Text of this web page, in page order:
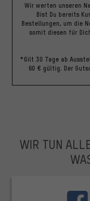
Wir werten unseren
Bist Du bereits
Bestellungen, um die
somit diesen für
*Gilt 30 Tage ab
60 € gültig. Der
WIR TUN